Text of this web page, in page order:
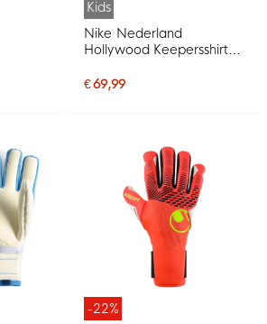
Kids
Nike Nederland
Hollywood Keepersshirt
Zwart Oranje
€ 69,99
-22%